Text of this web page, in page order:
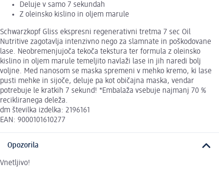
Deluje v samo 7 sekundah
Z oleinsko kislino in oljem marule
Schwarzkopf Gliss ekspresni regenerativni tretma 7 sec Oil
Nutritive zagotavlja intenzivno nego za slamnate in poškodovane
lase. Neobremenjujoča tekoča tekstura ter formula z oleinsko
kislino in oljem marule temeljito navlaži lase in jih naredi bolj
voljne. Med nanosom se maska spremeni v mehko kremo, ki lase
pusti mehke in sijoče, deluje pa kot običajna maska, vendar
potrebuje le kratkih 7 sekund! *Embalaža vsebuje najmanj 70 %
recikliranega deleža.
dm številka izdelka: 2196161
EAN: 9000101610277
Opozorila
Vnetljivo!